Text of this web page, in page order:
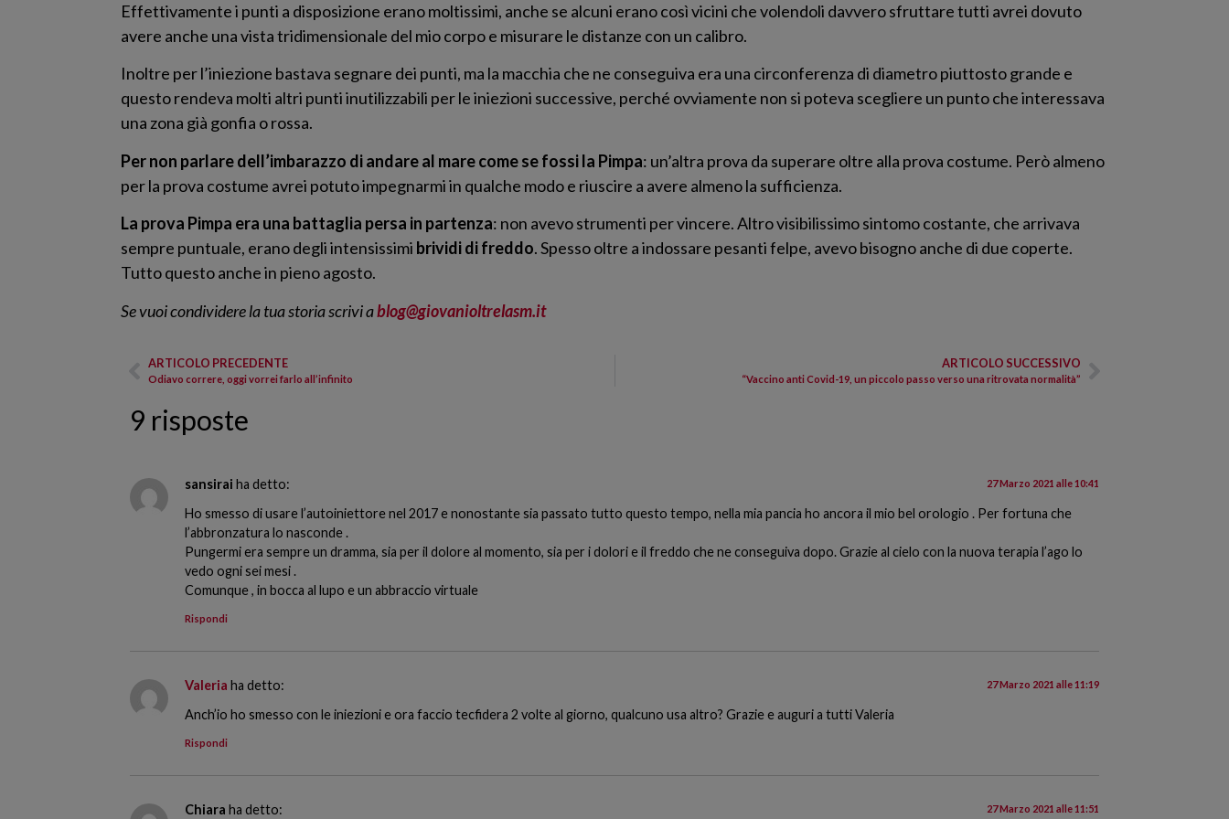
Effettivamente i punti a disposizione erano moltissimi, anche se alcuni erano così vicini che volendoli davvero sfruttare tutti avrei dovuto
avere anche una vista tridimensionale del mio corpo e misurare le distanze con un calibro.
Inoltre per l’iniezione bastava segnare dei punti, ma la macchia che ne conseguiva era una circonferenza di diametro piuttosto grande e
questo rendeva molti altri punti inutilizzabili per le iniezioni successive, perché ovviamente non si poteva scegliere un punto che interessava
una zona già gonfia o rossa.
Per non parlare dell’imbarazzo di andare al mare come se fossi la Pimpa: un’altra prova da superare oltre alla prova costume. Però almeno
per la prova costume avrei potuto impegnarmi in qualche modo e riuscire a avere almeno la sufficienza.
La prova Pimpa era una battaglia persa in partenza: non avevo strumenti per vincere. Altro visibilissimo sintomo costante, che arrivava
sempre puntuale, erano degli intensissimi brividi di freddo. Spesso oltre a indossare pesanti felpe, avevo bisogno anche di due coperte.
Tutto questo anche in pieno agosto.
Se vuoi condividere la tua storia scrivi ablog@giovanioltrelasm.it
ARTICOLO PRECEDENTE
Odiavo correre, oggi vorrei farlo all’infinito
ARTICOLO SUCCESSIVO
“Vaccino anti Covid-19, un piccolo passo verso una ritrovata normalità”
9 risposte
sansirai ha detto: 27 Marzo 2021 alle 10:41
Ho smesso di usare l’autoiniettore nel 2017 e nonostante sia passato tutto questo tempo, nella mia pancia ho ancora il mio bel orologio . Per fortuna che
l’abbronzatura lo nasconde .
Pungermi era sempre un dramma, sia per il dolore al momento, sia per i dolori e il freddo che ne conseguiva dopo. Grazie al cielo con la nuova terapia l’ago lo
vedo ogni sei mesi .
Comunque , in bocca al lupo e un abbraccio virtuale
Rispondi
Valeria ha detto: 27 Marzo 2021 alle 11:19
Anch’io ho smesso con le iniezioni e ora faccio tecfidera 2 volte al giorno, qualcuno usa altro? Grazie e auguri a tutti Valeria
Rispondi
Chiara ha detto: 27 Marzo 2021 alle 11:51